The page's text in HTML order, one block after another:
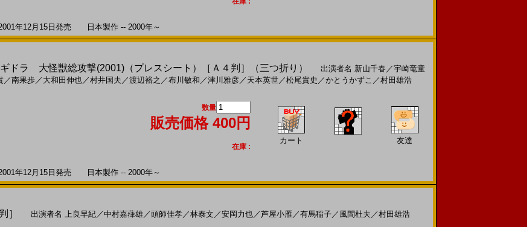
年12月15日発売 日本製作 -- 2000年～
ドラ 大怪獣総攻撃(2001)（プレスシート）［Ａ４判］（三つ折り） 出演者名 新山千春 ／宇崎竜童
／南果歩／ 大和田伸也／村井国夫 ／渡辺裕之 ／布川敏和 ／津川雅彦／ 天本英世／松尾貴史 ／かとうかずこ ／村田雄浩
数量
販売価格 400円
在庫 :
カート 友達
年12月15日発売 日本製作 -- 2000年～
］ 出演者名 上良早紀／中村嘉葎雄／頭師佳孝／林泰文 ／安岡力也／芦屋小雁／有馬稲子／ 風間杜夫 ／村田雄浩